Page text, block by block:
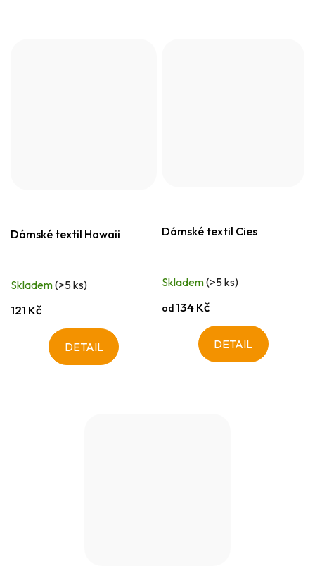
Dámské textil Hawaii
Skladem(>5 ks)
121 Kč
DETAIL
Dámské textil Cies
Skladem(>5 ks)
od134 Kč
DETAIL